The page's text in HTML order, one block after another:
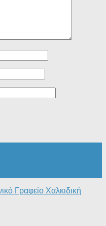
Γραφείο Χαλκιδική